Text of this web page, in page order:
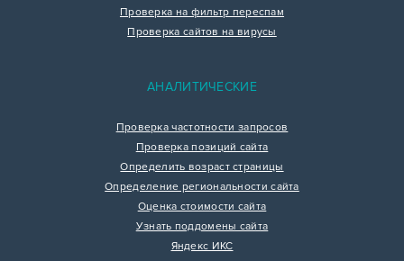
Проверка на фильтр переспам
Проверка сайтов на вирусы
АНАЛИТИЧЕСКИЕ
Проверка частотности запросов
Проверка позиций сайта
Определить возраст страницы
Определение региональности сайта
Оценка стоимости сайта
Узнать поддомены сайта
Яндекс ИКС